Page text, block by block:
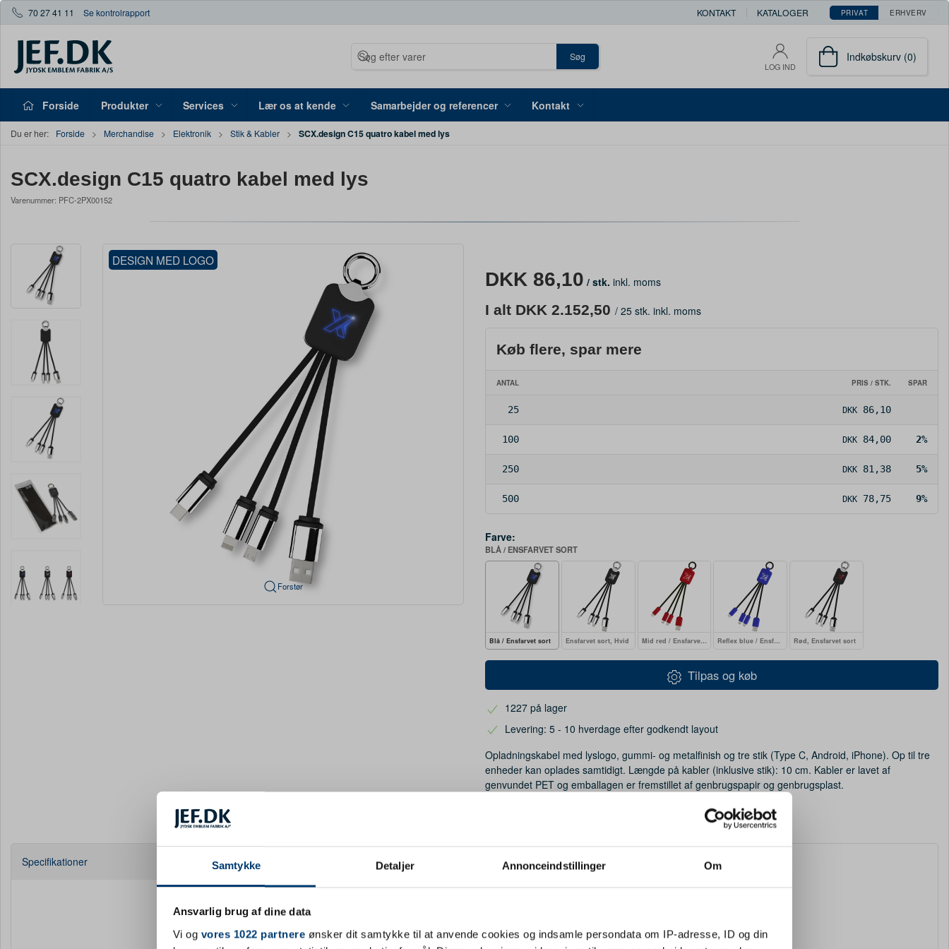
Samtykke Detaljer Annonceindstillinger Om
Ansvarlig brug af dine data
Vi og vores 1022 partnere ønsker dit samtykke til at anvende cookies og indsamle persondata om IP-adresse, ID og din
70 27 41 11 Se kontrolrapport KONTAKT KATALOGER PRIVAT ERHVERV
Søg
LOG IND
Indkøbskurv (0)
Forside Produkter Services Lær os at kende Samarbejder og referencer Kontakt
Du er her: Forside Merchandise Elektronik Stik & Kabler SCX.design C15 quatro kabel med lys
SCX.design C15 quatro kabel med lys
Varenummer: PFC-2PX00152
DESIGN MED LOGO
Forstør
DKK 86,10 / stk. inkl. moms
I alt DKK 2.152,50 / 25 stk. inkl. moms
Køb flere, spar mere
ANTAL PRIS / STK. SPAR
25 DKK 86,10
100 DKK 84,00 2%
250 DKK 81,38 5%
500 DKK 78,75 9%
Farve:
BLÅ / ENSFARVET SORT
Blå / Ensfarvet sort Ensfarvet sort, Hvid Mid red / Ensfarvet sort Reflex blue / Ensfarvet sort Rød, Ensfarvet sort
Tilpas og køb
1227 på lager
Levering: 5 - 10 hverdage efter godkendt layout
Opladningskabel med lyslogo, gummi- og metalfinish og tre stik (Type C, Android, iPhone). Op til tre
enheder kan oplades samtidigt. Længde på kabler (inklusive stik): 10 cm. Kabler er lavet af
genvundet PET og emballagen er fremstillet af genbrugspapir og genbrugsplast.
Specifikationer
Materiale
Bredde mm 26